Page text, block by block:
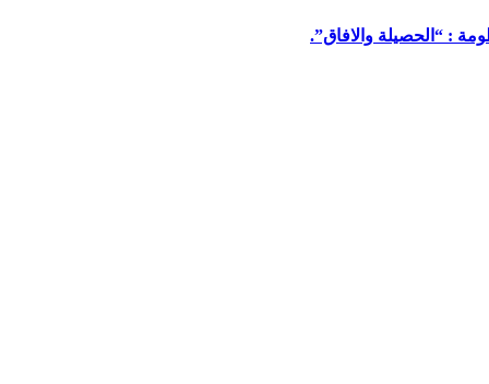
: “الحصيلة والافاق”.